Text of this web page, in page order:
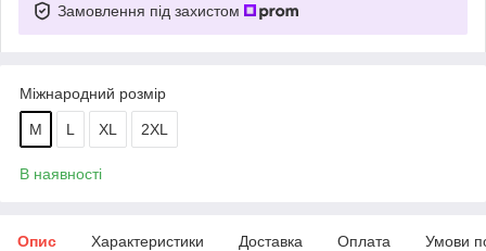
Замовлення під захистом
Міжнародний розмір
M L XL 2XL
В наявності
Опис Характеристики Доставка Оплата Умови